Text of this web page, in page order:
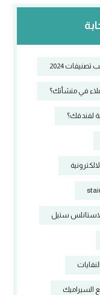
2024
في منشأتك؟
لفندقك؟
ستيل
السيراميك